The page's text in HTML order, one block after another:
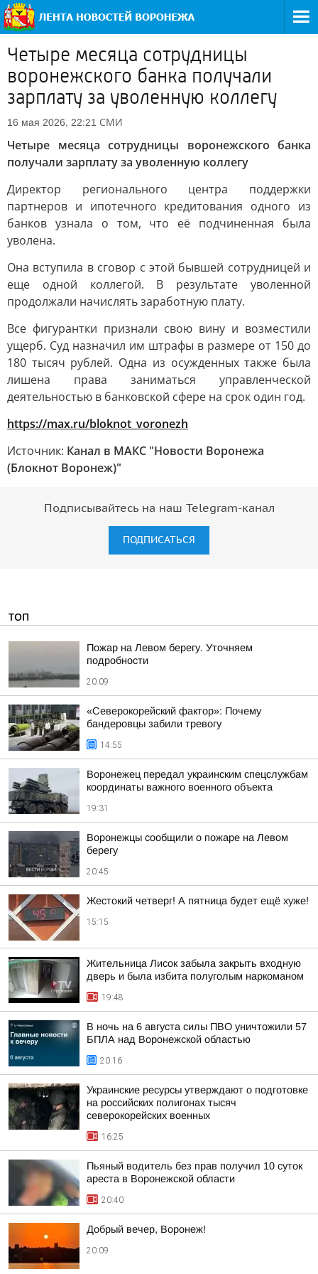
Четыре месяца сотрудницы
воронежского банка получали
зарплату за уволенную коллегу
16 мая 2026, 22:21 СМИ
Четыре месяца сотрудницы воронежского банка
получали зарплату за уволенную коллегу
Директор регионального центра поддержки
партнеров и ипотечного кредитования одного из
банков узнала о том, что её подчиненная была
уволена.
Она вступила в сговор с этой бывшей сотрудницей и
еще одной коллегой. В результате уволенной
продолжали начислять заработную плату.
Все фигурантки признали свою вину и возместили
ущерб. Суд назначил им штрафы в размере от 150 до
180 тысяч рублей. Одна из осужденных также была
лишена права заниматься управленческой
деятельностью в банковской сфере на срок один год.
https://max.ru/bloknot_voronezh
Источник: Канал в МАКС "Новости Воронежа
(Блокнот Воронеж)"
Подписывайтесь на наш Telegram-канал
ПОДПИСАТЬСЯ
ТОП
Пожар на Левом берегу. Уточняем
подробности
20:09
«Северокорейский фактор»: Почему
бандеровцы забили тревогу
14:55
Воронежец передал украинским спецслужбам
координаты важного военного объекта
19:31
Воронежцы сообщили о пожаре на Левом
берегу
20:45
Жестокий четверг! А пятница будет ещё хуже!
15:15
Жительница Лисок забыла закрыть входную
дверь и была избита полуголым наркоманом
19:48
В ночь на 6 августа силы ПВО уничтожили 57
БПЛА над Воронежской областью
20:16
Украинские ресурсы утверждают о подготовке
на российских полигонах тысяч
северокорейских военных
16:25
Пьяный водитель без прав получил 10 суток
ареста в Воронежской области
20:40
Добрый вечер, Воронеж!
20:09